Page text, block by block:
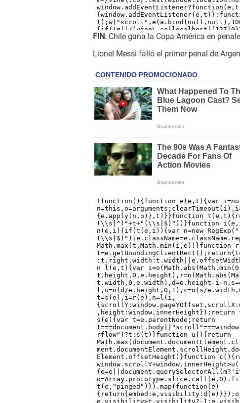
FIN. Chile gana la Copa América en
Lionel Messi falló el primer penal de